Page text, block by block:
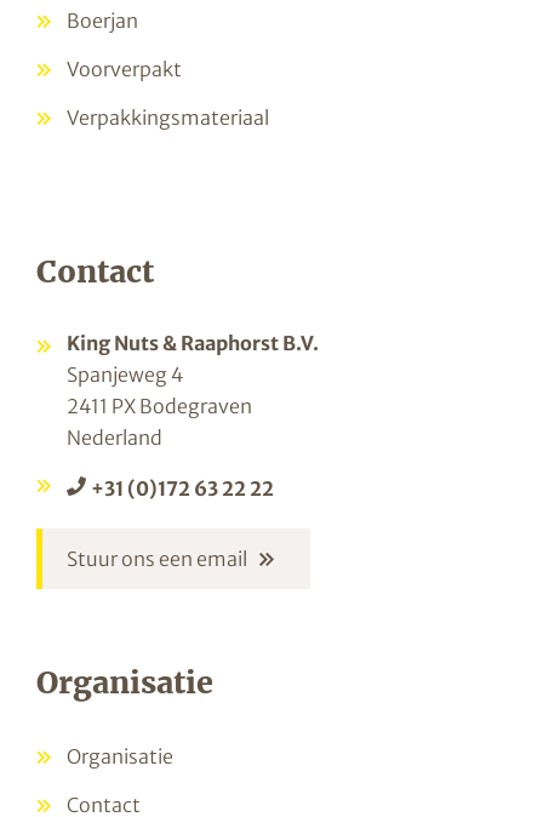
Boerjan
Voorverpakt
Verpakkingsmateriaal
Contact
King Nuts & Raaphorst B.V.
Spanjeweg 4
2411 PX Bodegraven
Nederland
+31 (0)172 63 22 22
Stuur ons een email
Organisatie
Organisatie
Contact